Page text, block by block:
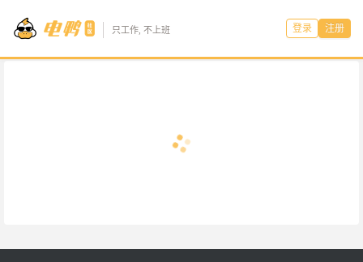
只工作, 不上班 登录 注册